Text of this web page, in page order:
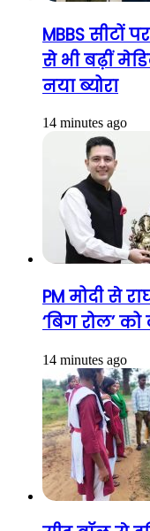
MBBS सीटों
से भी बढ़ीं
नया ब्योरा
14 minutes ago
PM मोदी से
‘बिग रोल’
14 minutes ago